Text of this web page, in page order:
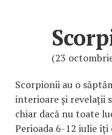
(23
Scorpionii au o
interioare și revelații
chiar dacă nu toate
Perioada 6-12 iulie